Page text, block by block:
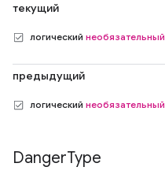
текущий
логический необязательный
предыдущий
логический необязательный
DangerType